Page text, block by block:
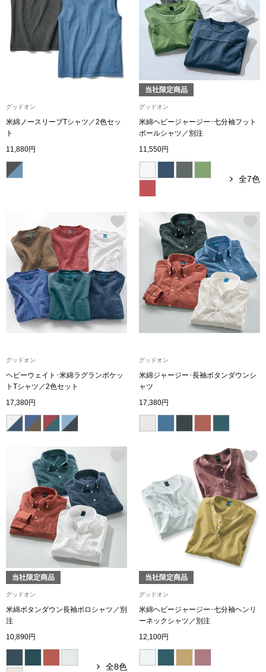
すべて見る
ダーウェア
アクセサリー
ン雑貨
Miss Kyouko／ミスキョウコ
ランド
ハンドバッグ
ショルダーバ
ブリーフケース
ボディバッグ
スーツケース
その他
シューズ
レースアップ
サンダル
その他
財布／小物
革小物
ポーチ
グッドオン
米綿ノースリーブTシャツ／2色セッ
ト
11,880円
当社限定商品
グッドオン
米綿ヘビージャージー･七分袖フット
ボールシャツ／別注
11,550円
全7色
グッドオン
ヘビーウェイト･米綿ラグランポケッ
トTシャツ／2色セット
17,380円
グッドオン
米綿ジャージー･長袖ボタンダウンシ
ャツ
17,380円
当社限定商品
グッドオン
米綿ボタンダウン長袖ポロシャツ／別
注
10,890円
全8色
当社限定商品
グッドオン
米綿ヘビージャージー･七分袖ヘンリ
ーネックシャツ／別注
12,100円